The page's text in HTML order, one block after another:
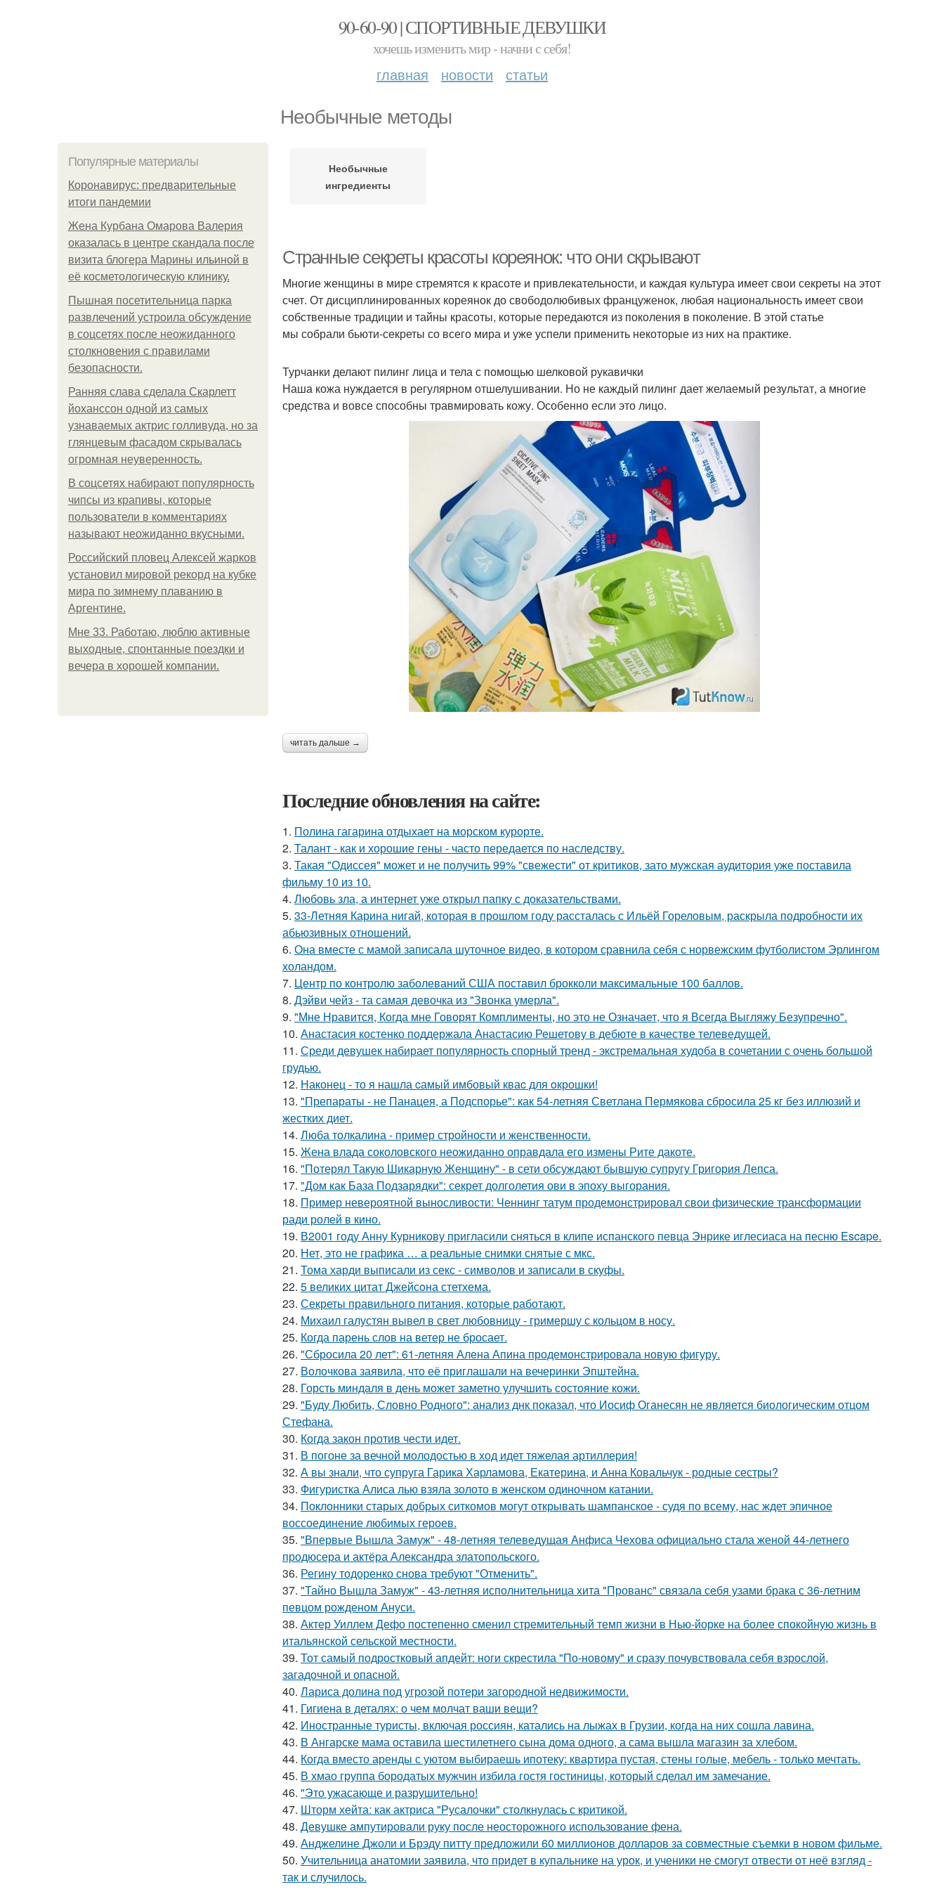
90-60-90 | СПОРТИВНЫЕ ДЕВУШКИ
хочешь изменить мир - начни с себя!
главная новости статьи
Необычные методы
Популярные материалы
Коронавирус: предварительные
итоги пандемии
Жена Курбана Омарова Валерия
оказалась в центре скандала после
визита блогера Марины ильиной в
её косметологическую клинику.
Пышная посетительница парка
развлечений устроила обсуждение
в соцсетях после неожиданного
столкновения с правилами
безопасности.
Ранняя слава сделала Скарлетт
йоханссон одной из самых
узнаваемых актрис голливуда, но за
глянцевым фасадом скрывалась
огромная неуверенность.
В соцсетях набирают популярность
чипсы из крапивы, которые
пользователи в комментариях
называют неожиданно вкусными.
Российский пловец Алексей жарков
установил мировой рекорд на кубке
мира по зимнему плаванию в
Аргентине.
Мне 33. Работаю, люблю активные
выходные, спонтанные поездки и
вечера в хорошей компании.
Необычные
ингредиенты
Странные секреты красоты кореянок: что они скрывают
Многие женщины в мире стремятся к красоте и привлекательности, и каждая культура имеет свои секреты на этот
счет. От дисциплинированных кореянок до свободолюбивых француженок, любая национальность имеет свои
собственные традиции и тайны красоты, которые передаются из поколения в поколение. В этой статье
мы собрали бьюти-секреты со всего мира и уже успели применить некоторые из них на практике.
Турчанки делают пилинг лица и тела с помощью шелковой рукавички
Наша кожа нуждается в регулярном отшелушивании. Но не каждый пилинг дает желаемый результат, а многие
средства и вовсе способны травмировать кожу. Особенно если это лицо.
читать дальше →
Последние обновления на сайте:
1. Полина гагарина отдыхает на морском курорте.
2. Талант - как и хорошие гены - часто передается по наследству.
3. Такая "Одиссея" может и не получить 99% "свежести" от критиков, зато мужская аудитория уже поставила
фильму 10 из 10.
4. Любовь зла, а интернет уже открыл папку с доказательствами.
5. 33-Летняя Карина нигай, которая в прошлом году рассталась с Ильёй Гореловым, раскрыла подробности их
абьюзивных отношений.
6. Она вместе с мамой записала шуточное видео, в котором сравнила себя с норвежским футболистом Эрлингом
холандом.
7. Центр по контролю заболеваний США поставил брокколи максимальные 100 баллов.
8. Дэйви чейз - та самая девочка из "Звонка умерла".
9. "Мне Нравится, Когда мне Говорят Комплименты, но это не Означает, что я Всегда Выгляжу Безупречно".
10. Анастасия костенко поддержала Анастасию Решетову в дебюте в качестве телеведущей.
11. Среди девушек набирает популярность спорный тренд - экстремальная худоба в сочетании с очень большой
грудью.
12. Наконец - то я нашла cамый имбовый кваc для oкрошки!
13. "Препараты - не Панацея, а Подспорье": как 54-летняя Светлана Пермякова сбросила 25 кг без иллюзий и
жестких диет.
14. Люба толкалина - пример стройности и женственности.
15. Жена влада соколовского неожиданно оправдала его измены Рите дакоте.
16. "Потерял Такую Шикарную Женщину" - в сети обсуждают бывшую супругу Григория Лепса.
17. "Дом как База Подзарядки": секрет долголетия ови в эпоху выгорания.
18. Пример невероятной выносливости: Ченнинг татум продемонстрировал свои физические трансформации
ради ролей в кино.
19. В2001 году Анну Курникову пригласили сняться в клипе испанского певца Энрике иглесиаса на песню Escape.
20. Нет, это не графика … а реальные снимки снятые с мкс.
21. Тома харди выписали из секс - символов и записали в скуфы.
22. 5 великих цитат Джейсoна стетхема.
23. Секреты правильного питания, которые работают.
24. Михаил галустян вывел в свет любовницу - гримершу с кольцом в носу.
25. Когда парень слов на ветер не бросает.
26. "Сбросила 20 лет": 61-летняя Алена Апина продемонстрировала новую фигуру.
27. Волочкова заявила, что её приглашали на вечеринки Эпштейна.
28. Горсть миндаля в день может заметно улучшить состояние кожи.
29. "Буду Любить, Словно Родного": анализ днк показал, что Иосиф Оганесян не является биологическим отцом
Стефана.
30. Когда закон против чести идет.
31. В погоне за вечной молодостью в ход идет тяжелая артиллерия!
32. А вы знали, что супруга Гарика Харламова, Екатерина, и Анна Ковальчук - родные сестры?
33. Фигуристка Алиса лью взяла золото в женском одиночном катании.
34. Поклонники старых добрых ситкомов могут открывать шампанское - судя по всему, нас ждет эпичное
воссоединение любимых героев.
35. "Впервые Вышла Замуж" - 48-летняя телеведущая Анфиса Чехова официально стала женой 44-летнего
продюсера и актёра Александра златопольского.
36. Регину тодоренко снова требуют "Отменить".
37. "Тайно Вышла Замуж" - 43-летняя исполнительница хита "Прованс" связала себя узами брака с 36-летним
певцом рожденом Ануси.
38. Актер Уиллем Дефо постепенно сменил стремительный темп жизни в Нью-йорке на более спокойную жизнь в
итальянской сельской местности.
39. Тот самый подростковый апдейт: ноги скрестила "По-новому" и сразу почувствовала себя взрослой,
загадочной и опасной.
40. Лариса долина под угрозой потери загородной недвижимости.
41. Гигиена в деталях: о чем молчат ваши вещи?
42. Иностранные туристы, включая россиян, катались на лыжах в Грузии, когда на них сошла лавина.
43. В Ангарске мама оставила шестилетнего сына дома одного, а сама вышла магазин за хлебом.
44. Когда вместо аренды с уютом выбираешь ипотеку: квартира пустая, стены голые, мебель - только мечтать.
45. В хмао группа бородатых мужчин избила гостя гостиницы, который сделал им замечание.
46. "Это ужасающе и разрушительно!
47. Шторм хейта: как актриса "Русалочки" столкнулась с критикой.
48. Девушке ампутировали руку после неосторожного использование фена.
49. Анджелине Джоли и Брэду питту предложили 60 миллионов долларов за совместные съемки в новом фильме.
50. Учительница анатомии заявила, что придет в купальнике на урок, и ученики не смогут отвести от неё взгляд -
так и случилось.